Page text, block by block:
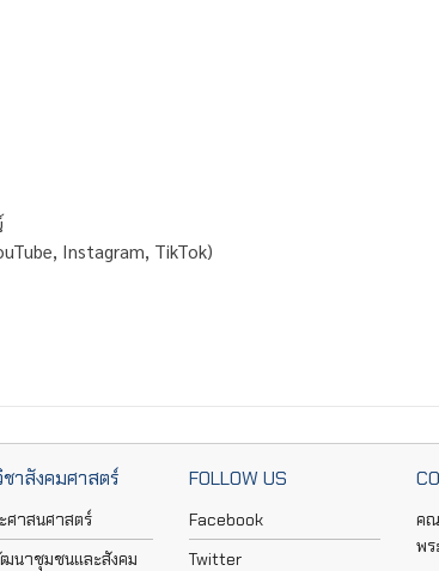
Instagram, TikTok)
าสังคมศาสตร์
ศาสนศาสตร์
นาชุมชนและสังคม
FOLLOW US
Facebook
Twitter
ค
พร